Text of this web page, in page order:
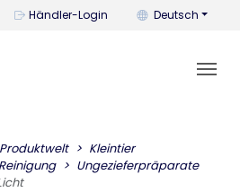
Händler-Login Mit diesem
Deutsch
Produktwelt
Kleintier
Ungezieferpräparate